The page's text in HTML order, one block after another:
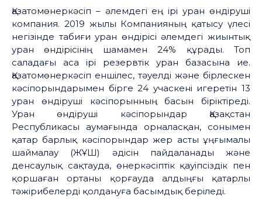
Қазатомөнеркәсіп – әлемдегі ең ірі уран өндіруші
компания. 2019 жылы Компанияның қатысу үлесі
негізінде табиғи уран өндірісі әлемдегі жиынтық
уран өндірісінің шамамен 24% құрады. Топ
саладағы аса ірі резервтік уран базасына ие.
Қазатомөнеркәсіп еншілес, тәуелді және бірлескен
кәсіпорындарымен бірге 24 учаскені игеретін 13
уран өндіруші кәсіпорынның басын біріктіреді.
Уран өндіруші кәсіпорындар Қазақстан
Республикасы аумағында орналасқан, сонымен
қатар барлық кәсіпорындар жер асты ұңғымалы
шаймалау (ЖҰШ) әдісін пайдаланады және
денсаулық сақтауда, өнеркәсіптік қауіпсіздік пен
қоршаған ортаны қорғауда алдыңғы қатарлы
тәжірибелерді қолдануға басымдық беріледі.